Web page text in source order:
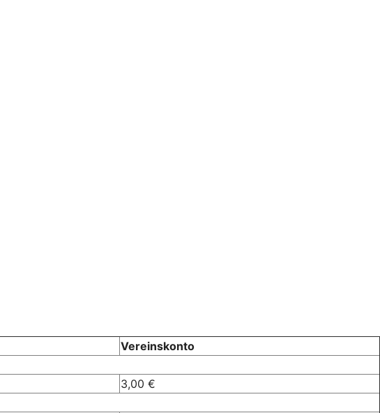
Vereinskonto
3,00 €